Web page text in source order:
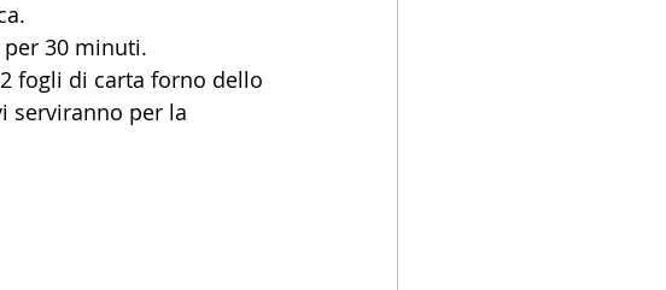
30 minuti.
fogli di carta forno dello
serviranno per la